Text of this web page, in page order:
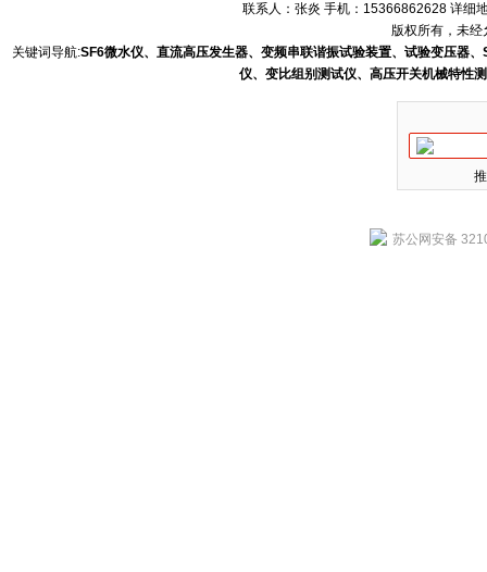
联系人：张炎 手机：15366862628 详细
版权所有，未
关键词导航:SF6微水仪、直流高压发生器、变频串联谐振试验装置、试验变压器
仪、变比组别测试仪、高压开关机械特性
苏公网安备